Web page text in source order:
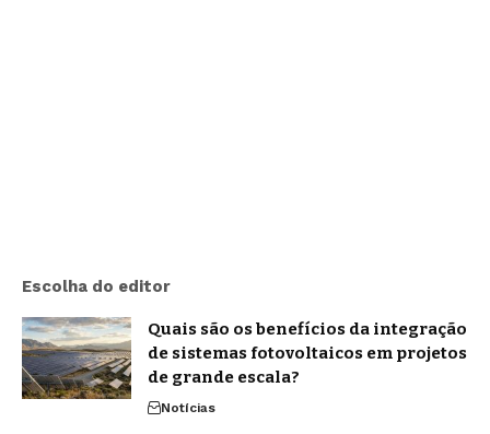
Escolha do editor
Quais são os benefícios da integração
de sistemas fotovoltaicos em projetos
de grande escala?
Notícias